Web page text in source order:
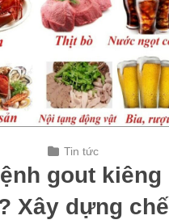
Tin tức
gout kiêng
Xây dựng chế